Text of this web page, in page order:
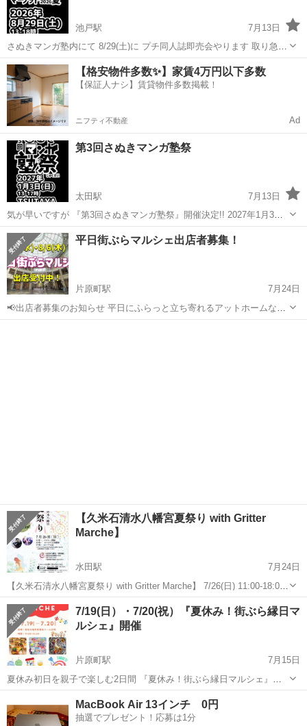
池戸駅
7月13日
さぬきマンガ塾内にて 8/29(土)に プチ同人誌即売会やります 取り急
ぎ、作品募集中〜 塾生以外も参加OK♫ てきとーにやります マンガ、
イラスト、ポストカード バッジ、キーホルダー、ゲーム など販売予定
近くの十...
香川 高松市 池戸駅 地域/お祭り マンガ
【格安物件多数✨】家賃4万円以下多数
【保証人ナシ】賃貸物件多数掲載！
ニフティ不動産 Ad
第3回さぬきマンガ塾祭
太田駅
7月13日
気が早いですが 『第3回さぬきマンガ塾祭』開催決定!! 2027年1月3日
(日) 13-17時（予定） TSUTAYAサンシャイン通り店 詳細はSNS等で随
時更新中！ ぜひ♫
香川 高松市 太田駅 地域/お祭り マンガ
平日街ぶらマルシェ出店者募集！
片原町駅
7月24日
📢出店者募集のお知らせ 平日にふらっと立ち寄れるアットホームなマ
ルシェを定期開催し始めてはや1年経ちました☺️ 8月の出店者様を募集
【久米石清水八幡宮夏祭り with Gritter
Marche】
水田駅
7月24日
【久米石清水八幡宮夏祭り with Gritter Marche】 7/26(日) 11:00-18:00
※マルシェは11:00～17:00 久米石清水八幡宮 神明殿 正面入口駐車場
＆1Fロビー＆ロビー奥カフェにて 高松市...
香川 高松市 水田駅 地域/お祭り 夏祭り
7/19(日）・7/20(祝）『夏休み！街ぶら縁日マ
ルシェ』開催
片原町駅
7月15日
夏休み初日を親子で楽しむ2日間 『夏休み！街ぶら縁日マルシェ』開
催 ～中心市街地に笑顔とにぎわいを。商店街で夏の思い出づくり～ 株
式会社funfun（香川県高松市）は、2026年7月19日（日）・20日（月・
祝）の2日...
地域/お祭り 縁日
MacBook Air 13インチ 0円
抽選でプレゼント！応募は1分